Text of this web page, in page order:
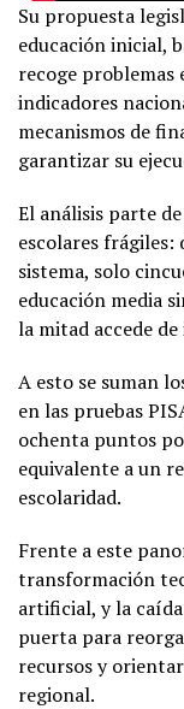
Su propuesta
educación inicial,
recoge
indicadores
mecanismos de
garantizar su
El análisis parte
escolares frágiles:
sistema, solo
educación media
la mitad accede
A esto se suman
en las pruebas
ochenta puntos
equivalente a un
escolaridad.
Frente a este
transformación
artificial, y la
puerta para
recursos y
regional.